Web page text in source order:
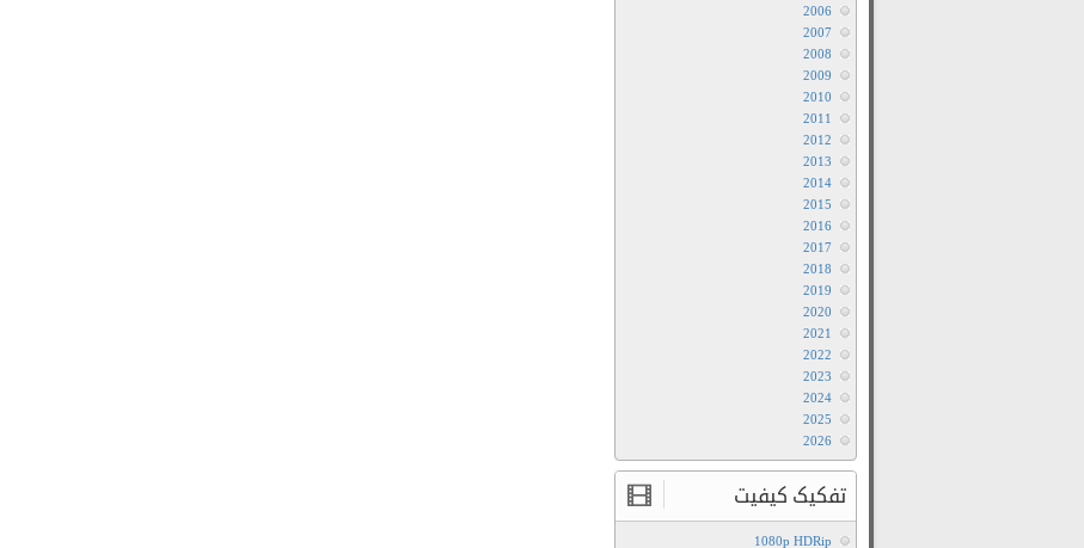
2006
2007
2008
2009
2010
2011
2012
2013
2014
2015
2016
2017
2018
2019
2020
2021
2022
2023
2024
2025
2026
تفکیک کیفیت
1080p HDRip